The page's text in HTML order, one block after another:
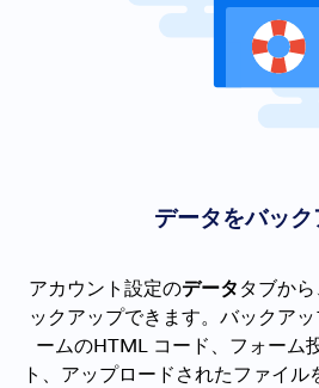
データをバッ
アカウント設定のデータ タブか
ックアップできます。バックア
ームのHTML コード、フォーム
ト、アップロードされたファイ